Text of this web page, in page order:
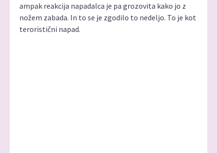
ampak reakcija napadalca je pa grozovita kako jo z
nožem zabada. In to se je zgodilo to nedeljo. To je kot
teroristični napad.